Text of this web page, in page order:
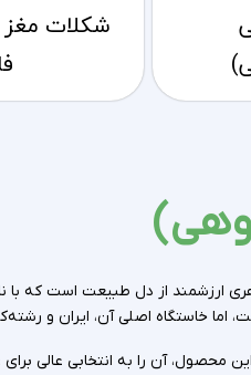
ارزشمند از دل طبیعت است که با
اما خاستگاه اصلی آن، ایران و
محصول، آن را به انتخابی عالی